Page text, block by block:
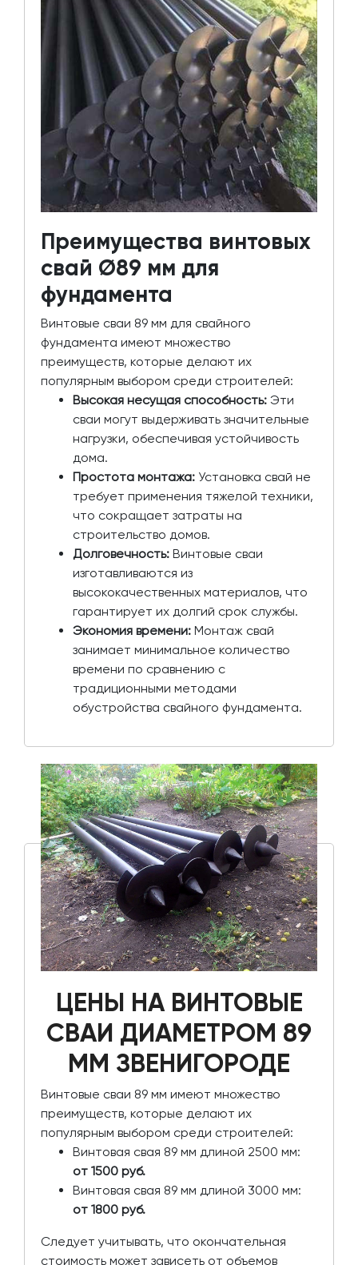
Преимущества винтовых
свай Ø89 мм для
фундамента
Винтовые сваи 89 мм для свайного
фундамента имеют множество
преимуществ, которые делают их
популярным выбором среди строителей:
Высокая несущая способность: Эти
сваи могут выдерживать значительные
нагрузки, обеспечивая устойчивость
дома.
Простота монтажа: Установка свай не
требует применения тяжелой техники,
что сокращает затраты на
строительство домов.
Долговечность: Винтовые сваи
изготавливаются из
высококачественных материалов, что
гарантирует их долгий срок службы.
Экономия времени: Монтаж свай
занимает минимальное количество
времени по сравнению с
традиционными методами
обустройства свайного фундамента.
ЦЕНЫ НА ВИНТОВЫЕ
СВАИ ДИАМЕТРОМ 89
ММ ЗВЕНИГОРОДЕ
Винтовые сваи 89 мм имеют множество
преимуществ, которые делают их
популярным выбором среди строителей:
Винтовая свая 89 мм длиной 2500 мм:
от 1500 руб.
Винтовая свая 89 мм длиной 3000 мм:
от 1800 руб.
Следует учитывать, что окончательная
стоимость может зависеть от объемов